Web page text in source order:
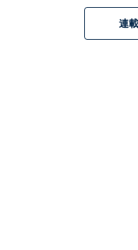
ター (3年間無輝点交換
HDMIx2/sRGB 99%/縦
連